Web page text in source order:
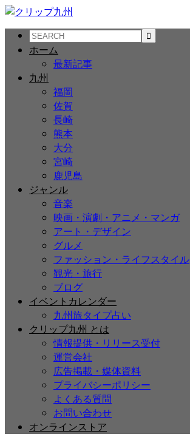
ホーム
最新記事
九州
福岡
佐賀
長崎
熊本
大分
宮崎
鹿児島
ジャンル
音楽
映画・演劇・アニメ・マンガ
アート・デザイン
グルメ
ファッション・ライフスタイル
観光・旅行
ブログ
イベントカレンダー
九州旅タイプ占い
クリップ九州 とは
情報提供・リリース受付
運営会社
広告掲載・媒体資料
プライバシーポリシー
よくある質問
お問い合わせ
オンラインストア